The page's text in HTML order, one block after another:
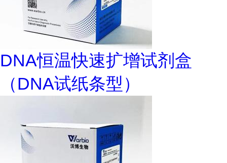
DNA恒温快速扩增试剂盒
（DNA试纸条型）